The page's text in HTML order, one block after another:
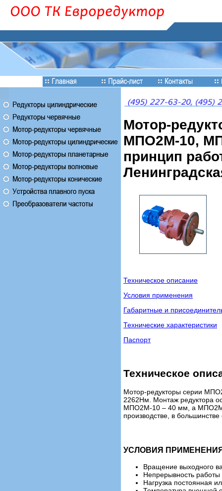
Мотор-
МПО2М-10,
принцип
Техническое описание
Условия применения
Габаритные и
Технические характеристики
Паспорт
Техническое
Мотор-редукторы серии
2262Нм. Монтаж редуктора
МПО2М-10 – 40 мм, а МПО2М-
производстве, в
УСЛОВИЯ
Вращение выходного
Непрерывность
Нагрузка постоянная